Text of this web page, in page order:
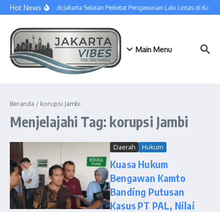
Lewati ke konten
Hot NewsSudinhub Jakarta Selatan Perketat Pengawasan Lalu Lintas di
Main Menu
Beranda / korupsi Jambi
Menjelajahi Tag: korupsi Jambi
Daerah Hukum
Kuasa Hukum
Bengawan Kamto
Banding Putusan
Kasus PT PAL, Nilai